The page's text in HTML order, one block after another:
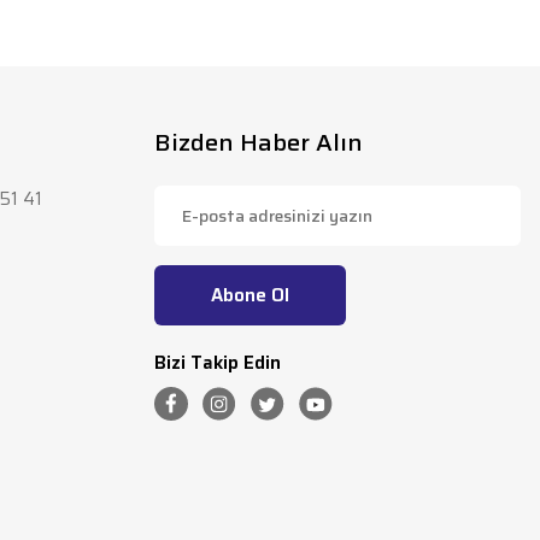
41
Bizden Haber Alın
Abone Ol
Bizi Takip Edin